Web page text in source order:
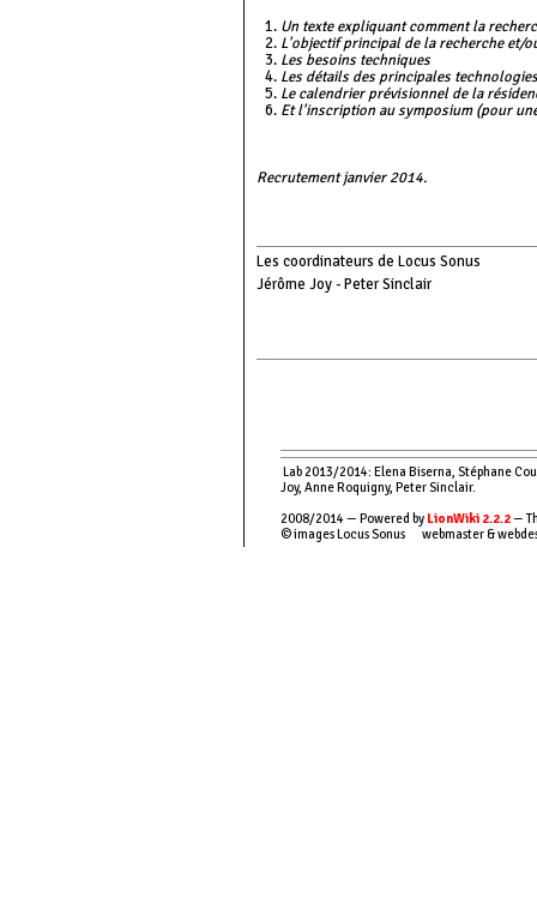
Un texte expliquant comment la
L'objectif principal de la recherche et/
Les besoins techniques
Les détails des principales
Le calendrier prévisionnel de la
Et l'inscription au symposium (pour
Recrutement janvier 2014.
Les coordinateurs de Locus Sonus
Jérôme Joy - Peter Sinclair
Lab 2013/2014: Elena Biserna, Stéphane
Joy, Anne Roquigny, Peter Sinclair.
2008/2014 — Powered by LionWiki 2.2.2—
© images Locus Sonus webmaster &